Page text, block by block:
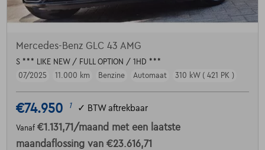
Mercedes-Benz GLC 43 AMG
S *** LIKE NEW / FULL OPTION / 1HD ***
07/2025
11.000 km Benzine Automaat 310 kW ( 421 PK )
€74.950 1 ✓ BTW aftrekbaar
Vanaf €1.131,71 /maand met een laatste
maandaflossing van €23.616,71